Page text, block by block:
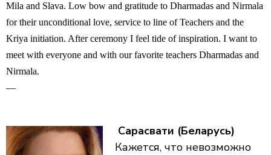
Mila and Slava. Low bow and gratitude to Dharmadas and Nirmala
for their unconditional love, service to line of Teachers and the
Kriya initiation. After ceremony I feel tide of inspiration. I want to
meet with everyone and with our favorite teachers Dharmadas and
Nirmala.
—
Сарасвати (Беларусь)
Кажется, что невозможно